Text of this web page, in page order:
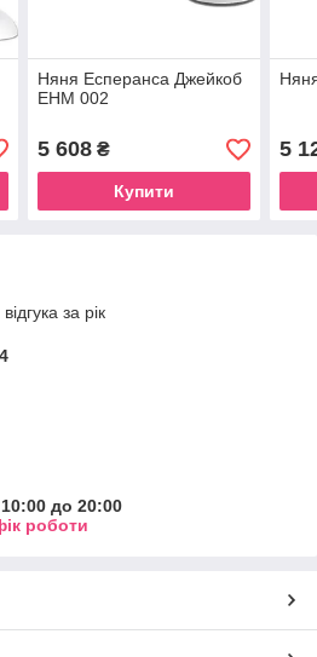
Няня Есперанса Джейкоб
EHM 002
5 608₴
Купити
5
за рік
до 20:00
роботи